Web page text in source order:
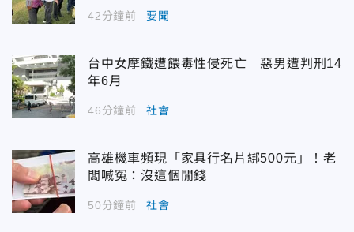
42分鐘前 要聞
台中女摩鐵遭餵毒性侵死亡 惡男遭判刑14
年6月
46分鐘前 社會
高雄機車頻現「家具行名片綁500元」！老
闆喊冤：沒這個閒錢
50分鐘前 社會